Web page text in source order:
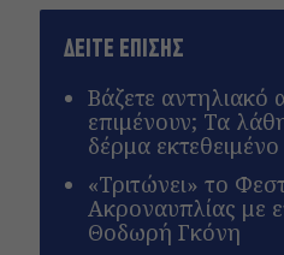
ΔΕΙΤΕ ΕΠΙΣΗΣ
Βάζετε αντηλιακό
επιμένουν; Τα
δέρμα εκτεθειμένο
«Τριτώνει» το
Ακροναυπλίας με
Θοδωρή Γκόνη